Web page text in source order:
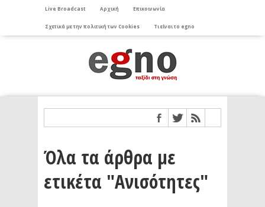
Live Broadcast Αρχική Επικοινωνία
Σχετικά με την πολιτική των Cookies Τι είναι το egno
Όλα τα άρθρα με
ετικέτα "Ανισότητες"